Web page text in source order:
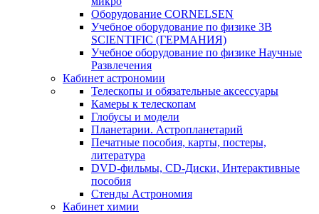
Оборудование CORNELSEN
Учебное оборудование по физике 3B
SCIENTIFIC (ГЕРМАНИЯ)
Учебное оборудование по физике Научные
Развлечения
Кабинет астрономии
Телескопы и обязательные аксессуары
Камеры к телескопам
Глобусы и модели
Планетарии. Астропланетарий
Печатные пособия, карты, постеры,
литература
DVD-фильмы, CD-Диски, Интерактивные
пособия
Стенды Астрономия
Кабинет химии